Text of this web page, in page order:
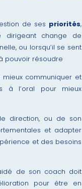
de ses priorités,
dirigeant change de
ou lorsqu’il se sent
pouvoir résoudre
communiquer et
à l’oral pour mieux
direction, ou de son
et adapter
et des besoins
de son coach doit
pour être en